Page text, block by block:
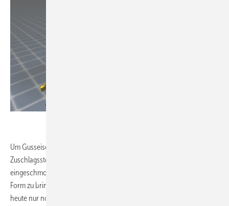
Um Gusseisen herzustellen, werden Gussbruch und Eisenschrott mit
Zuschlagsstoffen, wie Koks und Kalk in einem Heißwind-Kupolofen
eingeschmolzen. Dann gilt es, den flüssigen Rohstoff buchstäblich in
Form zu bringen. Die Herstellung der geraden Rohrlängen geschieht
heute nur noch im Schleuderguss-Verfahren. Dabei wird in eine sich